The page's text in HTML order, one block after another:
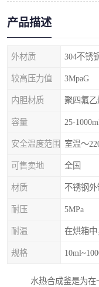
产品描述
外材质 304不锈
较高压力值 3MpaG
内胆材质 聚四氟乙
容量 25-
安全温度范围 室温～
可售卖地 全国
材质 不锈钢外
耐压 5MPa
耐温 在烘箱
规格
水热合成釜是为在